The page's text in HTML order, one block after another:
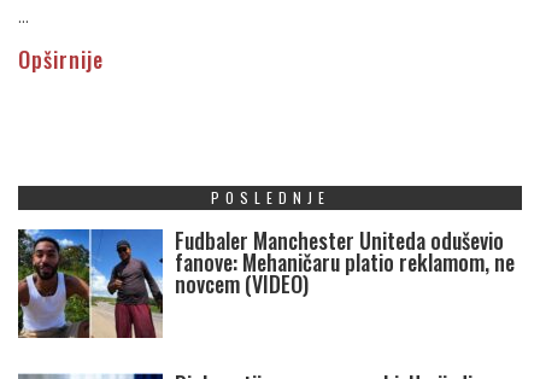
...
Opširnije
POSLEDNJE
Fudbaler Manchester Uniteda oduševio
fanove: Mehaničaru platio reklamom, ne
novcem (VIDEO)